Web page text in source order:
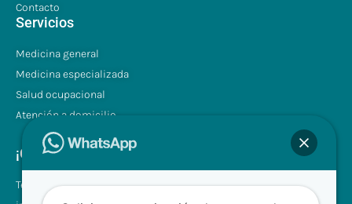
Contacto
Servicios
Medicina general
Medicina especializada
Salud ocupacional
Atención a domicilio
¡Contáctenos!
Tel.: +507 310 0680/81